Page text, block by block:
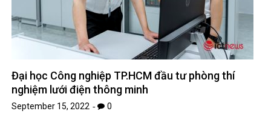
Đại học Công nghiệp TP.HCM đầu tư phòng thí
nghiệm lưới điện thông minh
September 15, 2022 0